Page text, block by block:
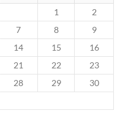
1
2
7 8
9
14 15
16
21 22
23
28 29
30